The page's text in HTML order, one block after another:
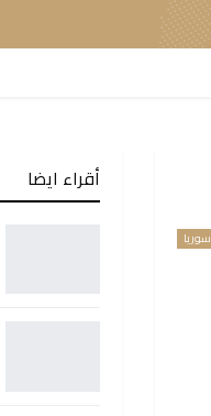
سوريا
أقراء ايضا